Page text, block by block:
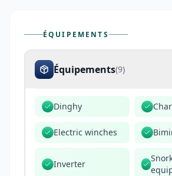
ÉQUIPEMENTS
Équipements(9)
Dinghy
Electric winches
Inverter